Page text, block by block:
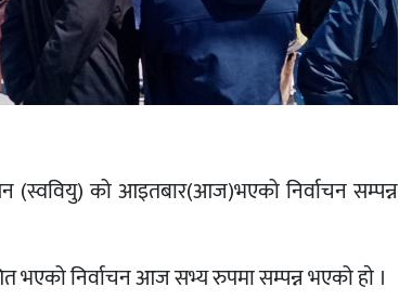
(स्ववियु) को आइतबार(आज)भएको निर्वाचन सम्पन्न
निर्वाचन आज सभ्य रुपमा सम्पन्न भएको हाे ।